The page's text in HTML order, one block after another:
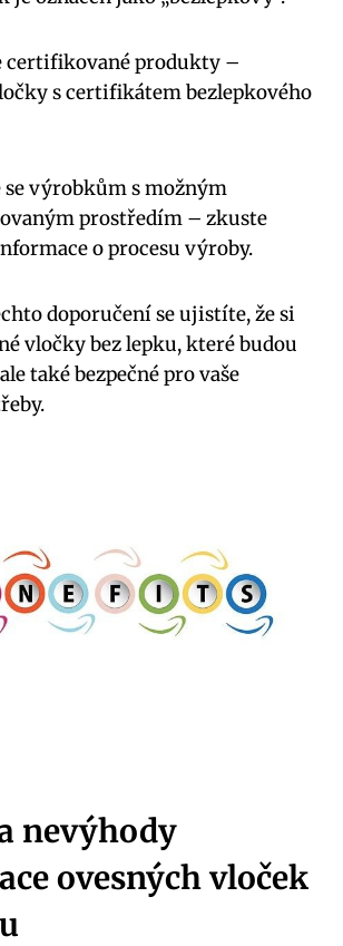
certifikované produkty –
s certifikátem bezlepkového
se výrobkům s možným
prostředím – zkuste
o procesu výroby.
doporučení se ujistíte, že si
vločky bez lepku, které budou
také bezpečné pro vaše
nevýhody
ovesných vloček